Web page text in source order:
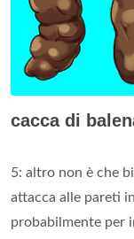
cacca di
5: altro non è che
attacca alle pareti
probabilmente per